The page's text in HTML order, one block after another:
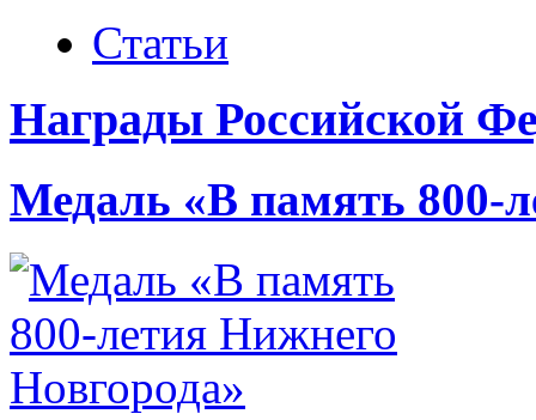
Статьи
Награды Российской
Медаль «В память 800-